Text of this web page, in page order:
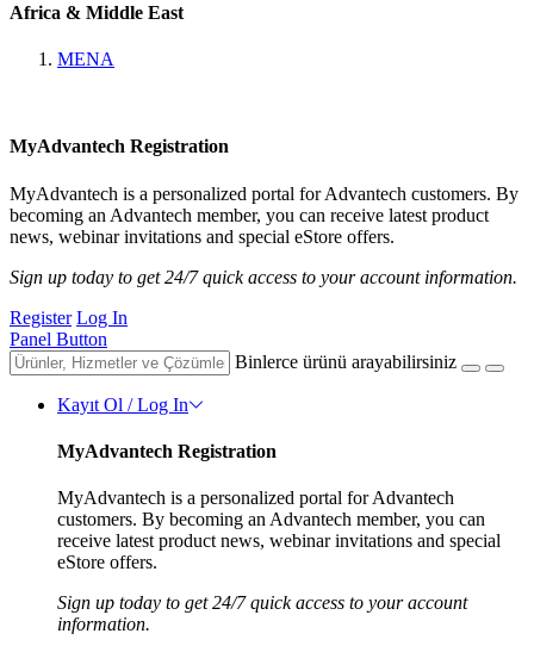
Africa & Middle East
MENA
MyAdvantech Registration
MyAdvantech is a personalized portal for Advantech customers. By
becoming an Advantech member, you can receive latest product
news, webinar invitations and special eStore offers.
Sign up today to get 24/7 quick access to your account information.
Register Log In
Panel Button
Binlerce ürünü arayabilirsiniz
Kayıt Ol / Log In
MyAdvantech Registration
MyAdvantech is a personalized portal for Advantech
customers. By becoming an Advantech member, you can
receive latest product news, webinar invitations and special
eStore offers.
Sign up today to get 24/7 quick access to your account
information.